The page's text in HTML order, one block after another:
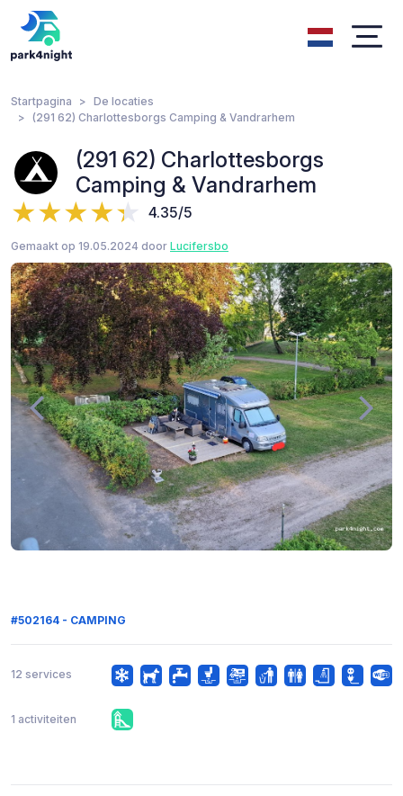
Startpagina
De locaties
(291 62) Charlottesborgs Camping & Vandrarhem
(291 62) Charlottesborgs
Camping & Vandrarhem
4.35/5
Gemaakt op 19.05.2024 door Lucifersbo
#502164 - CAMPING
12 services
1 activiteiten